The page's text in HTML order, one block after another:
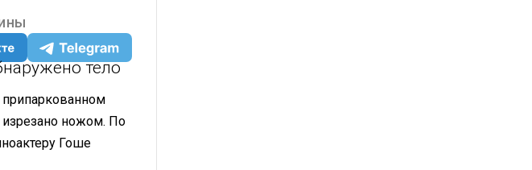
тело
ножом. По
Гоше